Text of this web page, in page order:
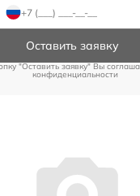
Оставить заявку
"Оставить заявку" Вы
конфиденциальности